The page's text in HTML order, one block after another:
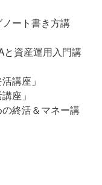
ート書き方講
と資産運用入門講
講座」
座」
終活＆マネー講